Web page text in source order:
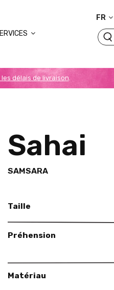
FR
délais de livraison.
Sahai
SAMSARA
Taille
Préhension
Matériau